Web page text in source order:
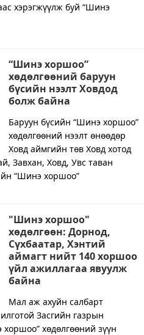
хэрэгжүүлж буй “Шинэ
“Шинэ хоршоо”
хөдөлгөөний баруун
бүсийн нээлт Ховдод
болж байна
Баруун бүсийн “Шинэ хоршоо”
хөдөлгөөний нээлт өнөөдөр
Ховд аймгийн төв Ховд хотод
Завхан, Ховд, Увс таван
“Шинэ хоршоо”
"Шинэ хоршоо"
хөдөлгөөн: Дорнод,
Сүхбаатар, Хэнтий
аймагт нийт 140 хоршоо
үйл ажиллагаа явуулж
байна
Мал аж ахуйн салбарт
Засгийн газрын
хөдөлгөөний зүүн